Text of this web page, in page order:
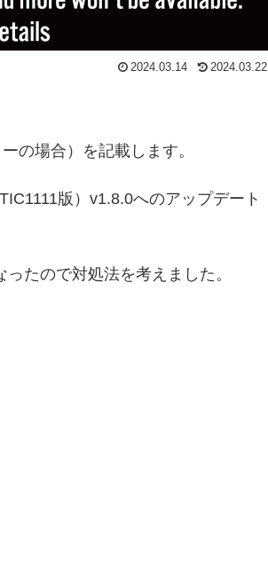
2024.03.14 2024.03.22
の場合）を記載します。
版）v1.8.0へのアップデート
たので対処法を考えました。